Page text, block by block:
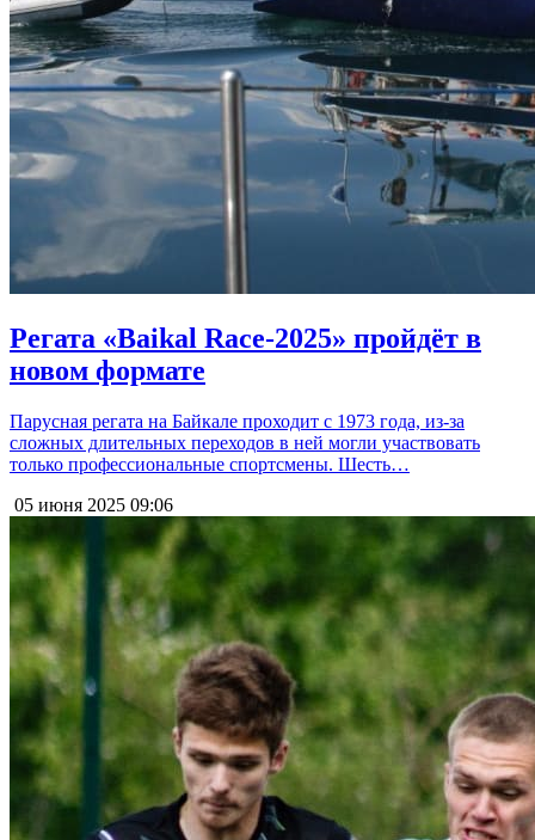
Регата «Baikal Race-2025» пройдёт в
новом формате
Парусная регата на Байкале проходит с 1973 года, из-за
сложных длительных переходов в ней могли участвовать
только профессиональные спортсмены. Шесть…
05 июня 2025 09:06